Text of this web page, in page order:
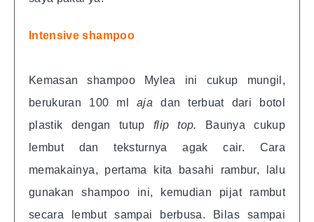
Intensive shampoo
Kemasan shampoo Mylea ini cukup mungil,
berukuran 100 mlaja dan terbuat dari botol
plastik dengan tutup flip top.
Baunya cukup
lembut dan teksturnya agak cair. Cara
memakainya, pertama kita basahi rambur, lalu
gunakan shampoo ini, kemudian pijat rambut
secara lembut sampai berbusa. Bilas sampai